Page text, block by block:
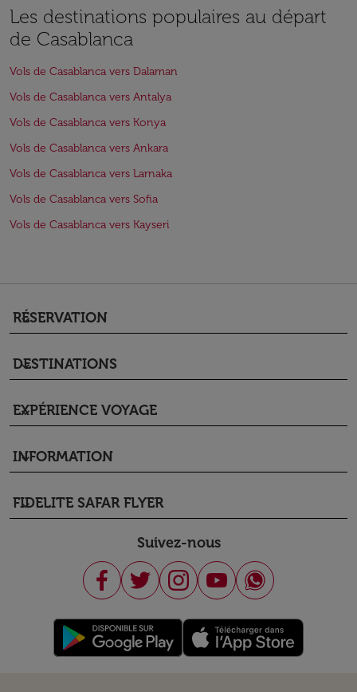
Les destinations populaires au départ
de Casablanca
Vols de Casablanca vers Dalaman
Vols de Casablanca vers Antalya
Vols de Casablanca vers Konya
Vols de Casablanca vers Ankara
Vols de Casablanca vers Larnaka
Vols de Casablanca vers Sofia
Vols de Casablanca vers Kayseri
RÉSERVATION
keyboard_arrow_down
DESTINATIONS
keyboard_arrow_down
EXPÉRIENCE VOYAGE
keyboard_arrow_down
INFORMATION
keyboard_arrow_down
FIDELITE SAFAR FLYER
keyboard_arrow_down
Suivez-nous